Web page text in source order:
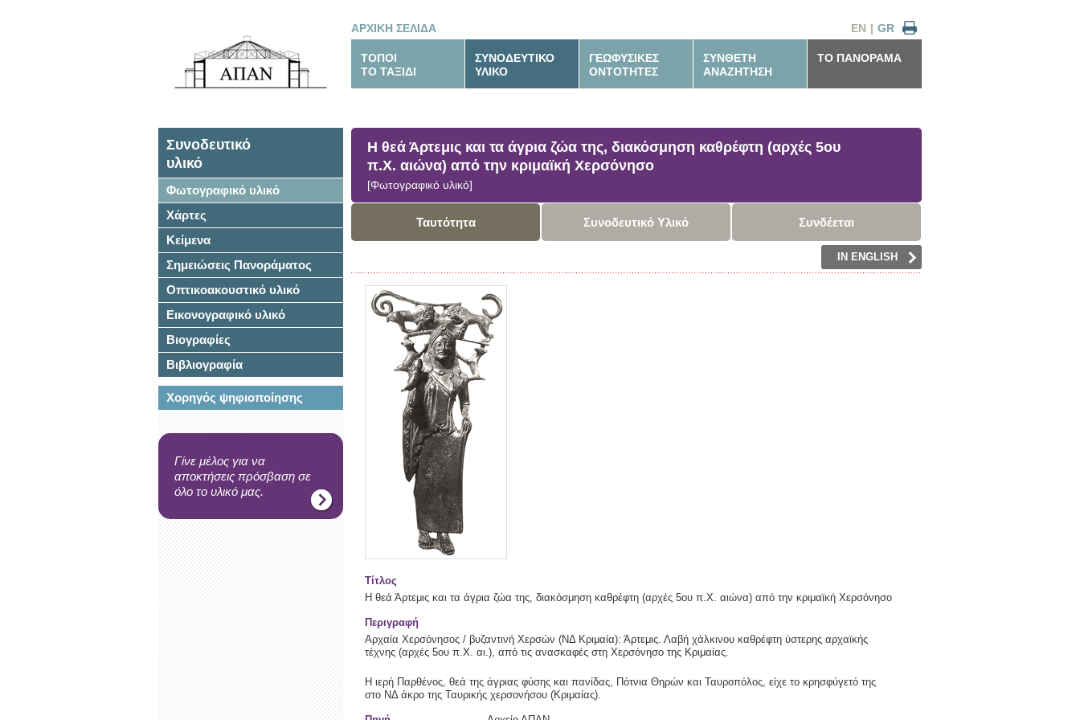
ΑΡΧΙΚΗ ΣΕΛΙΔΑ GR
|
EN
ΤΟΠΟΙ
ΤΟ ΤΑΞΙΔΙ
ΣΥΝΟΔΕΥΤΙΚΟ
ΥΛΙΚΟ
ΓΕΩΦΥΣΙΚΕΣ
ΟΝΤΟΤΗΤΕΣ
ΣΥΝΘΕΤΗ
ΑΝΑΖΗΤΗΣΗ
ΤΟ ΠΑΝΟΡΑΜΑ
Συνοδευτικό
υλικό
Φωτογραφικό υλικό
Χάρτες
Κείμενα
Σημειώσεις Πανοράματος
Οπτικοακουστικό υλικό
Εικονογραφικό υλικό
Βιογραφίες
Βιβλιογραφία
Χορηγός ψηφιοποίησης
Γίνε μέλος για να
αποκτήσεις πρόσβαση σε
όλο το υλικό μας.
Η θεά Άρτεμις και τα άγρια ζώα της, διακόσμηση καθρέφτη (αρχές 5ου
π.Χ. αιώνα) από την κριμαϊκή Χερσόνησο
[Φωτογραφικό υλικό]
Ταυτότητα Συνοδευτικό Υλικό Συνδέεται
IN ENGLISH
Τίτλος
Η θεά Άρτεμις και τα άγρια ζώα της, διακόσμηση καθρέφτη (αρχές 5ου π.Χ. αιώνα) από την κριμαϊκή Χερσόνησο
Περιγραφή
Αρχαία Χερσόνησος / βυζαντινή Χερσών (ΝΔ Κριμαία): Άρτεμις. Λαβή χάλκινου καθρέφτη ύστερης αρχαϊκής
τέχνης (αρχές 5ου π.Χ. αι.), από τις ανασκαφές στη Χερσόνησο της Κριμαίας.
Η ιερή Παρθένος, θεά της άγριας φύσης και πανίδας, Πότνια Θηρών και Ταυροπόλος, είχε το κρησφύγετό της
στο ΝΔ άκρο της Ταυρικής χερσονήσου (Κριμαίας).